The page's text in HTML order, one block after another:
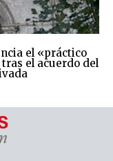
el «práctico
el acuerdo del